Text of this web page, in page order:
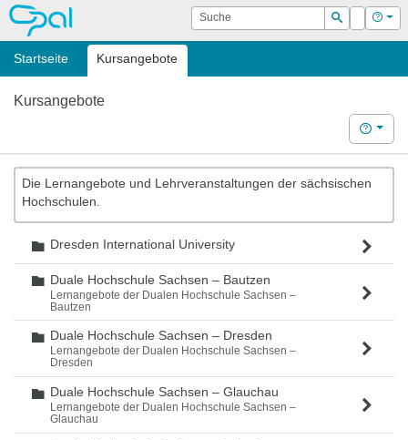
OPAL Suche
Suchen
Login Hilfe
Startseite Kursangebote
Kursangebote
Hilfe
Die Lernangebote und Lehrveranstaltungen der sächsischen
Hochschulen.
Ordner
Dresden International University
Ordner
Duale Hochschule Sachsen – Bautzen
Lernangebote der Dualen Hochschule Sachsen –
Bautzen
Ordner
Duale Hochschule Sachsen – Dresden
Lernangebote der Dualen Hochschule Sachsen –
Dresden
Ordner
Duale Hochschule Sachsen – Glauchau
Lernangebote der Dualen Hochschule Sachsen –
Glauchau